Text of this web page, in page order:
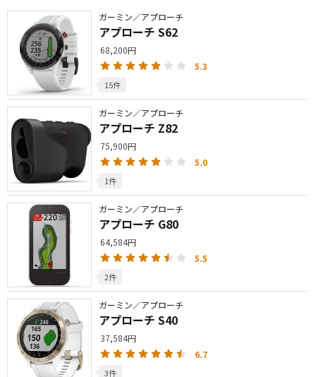
ガーミン／アプローチ
アプローチ S62
68,200円
5.3
15件
ガーミン／アプローチ
アプローチ Z82
75,900円
5.0
1件
ガーミン／アプローチ
アプローチ G80
64,584円
5.5
2件
ガーミン／アプローチ
アプローチ S40
37,584円
6.7
3件